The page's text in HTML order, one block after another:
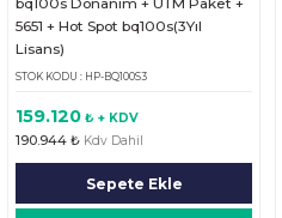
5651 + Hot Spot bq100s(3Yıl
Lisans)
STOK KODU : HP-BQ100S3
159.120 ₺ + KDV
190.944 ₺ Kdv Dahil
Sepete Ekle